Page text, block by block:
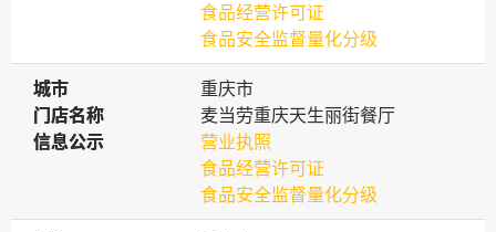
食品经营许可证
食品安全监督量化分级
城市
城市
重庆市
门店名称
门店名称
麦当劳重庆天生丽街餐厅
信息公示
信息公示
营业执照
食品经营许可证
食品安全监督量化分级